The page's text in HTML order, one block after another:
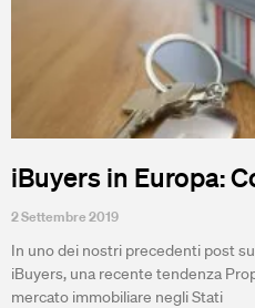
iBuyers in Europa:
2 Settembre 2019
In uno dei nostri precedenti post
iBuyers, una recente tendenza
mercato immobiliare negli Stati